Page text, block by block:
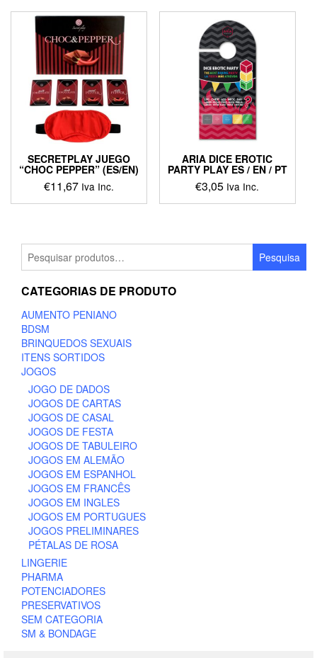
SECRETPLAY JUEGO
“CHOC PEPPER” (ES/EN)
€11,67 Iva Inc.
ARIA DICE EROTIC
PARTY PLAY ES / EN / PT
€3,05 Iva Inc.
Pesquisar
por:
Pesquisa
CATEGORIAS DE PRODUTO
AUMENTO PENIANO
BDSM
BRINQUEDOS SEXUAIS
ITENS SORTIDOS
JOGOS
JOGO DE DADOS
JOGOS DE CARTAS
JOGOS DE CASAL
JOGOS DE FESTA
JOGOS DE TABULEIRO
JOGOS EM ALEMÃO
JOGOS EM ESPANHOL
JOGOS EM FRANCÊS
JOGOS EM INGLES
JOGOS EM PORTUGUES
JOGOS PRELIMINARES
PÉTALAS DE ROSA
LINGERIE
PHARMA
POTENCIADORES
PRESERVATIVOS
SEM CATEGORIA
SM & BONDAGE